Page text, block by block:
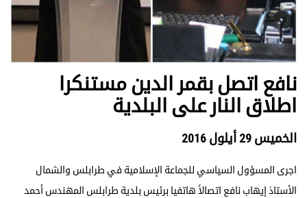
نافع اتصل بقمر الدين مستنكرا
اطلاق النار على البلدية
الخميس 29 أيلول 2016
اجرى المسؤول السياسي للجماعة الإسلامية في طرابلس والشمال
الأستاذ إيهاب نافع اتصالاً هاتفيا برئيس بلدية طرابلس المهندس أحمد